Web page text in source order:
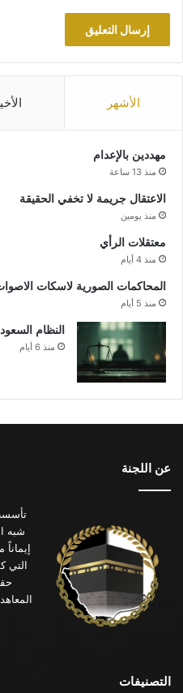
الأشهر
مهددين بالإعدام
منذ 13 ساعة
الاعتقال جريمة لا تخفي الحقيقة
منذ يومين
معتقلات الرأي
منذ 4 أيام
المحاكمات الصورية لاسكات
منذ 5 أيام
النظام
منذ 6 أيام
عن اللجنة
التي
التصنيفات